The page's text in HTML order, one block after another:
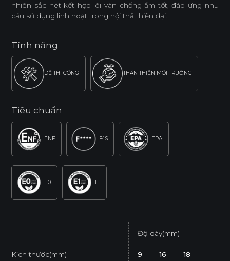
nhiên sắc nét kết hợp lõi ván chống ẩm tốt, đáp ứng nhu
cầu sử dụng linh hoạt trong nội thất hiện đại.
Tính năng
DỄ THI CÔNG THÂN THIỆN MÔI TRƯỜNG
Tiêu chuẩn
ENF F4S EPA
E0 E1
Độ dày(mm)
Kích thước(mm) 9 16 18